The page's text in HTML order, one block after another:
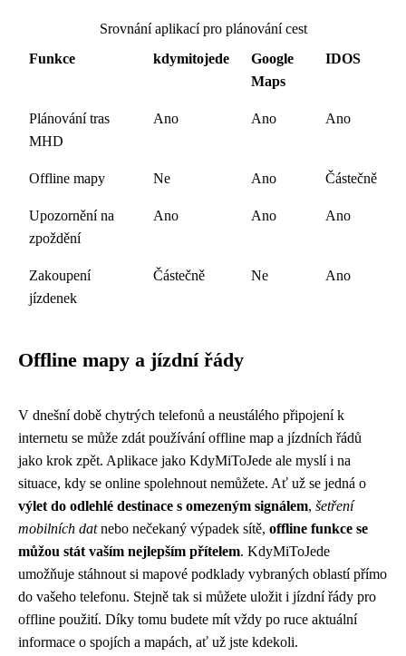
Srovnání aplikací pro plánování cest
Funkce
kdymitojede
Google
Maps
IDOS
Plánování tras
MHD
Ano Ano Ano
Offline mapy Ne Ano Částečně
Upozornění na
zpoždění
Ano Ano Ano
Zakoupení
jízdenek
Částečně Ne Ano
Offline mapy a jízdní řády
V dnešní době chytrých telefonů a neustálého připojení k
internetu se může zdát používání offline map a jízdních řádů
jako krok zpět. Aplikace jako KdyMiToJede ale myslí i na
situace, kdy se online spolehnout nemůžete. Ať už se jedná o
výlet do odlehlé destinace s omezeným signálem, šetření
mobilních datnebo nečekaný výpadek sítě, offline funkce se
můžou stát vaším nejlepším přítelem. KdyMiToJede
umožňuje stáhnout si mapové podklady vybraných oblastí přímo
do vašeho telefonu. Stejně tak si můžete uložit i jízdní řády pro
offline použití. Díky tomu budete mít vždy po ruce aktuální
informace o spojích a mapách, ať už jste kdekoli.